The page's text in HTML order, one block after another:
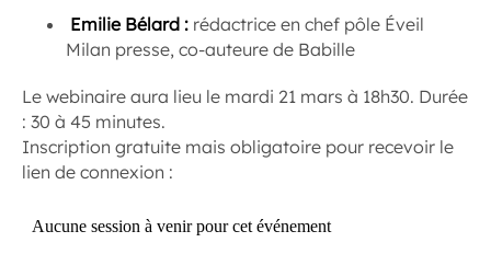
Emilie Bélard : rédactrice en chef pôle Éveil
Milan presse, co-auteure de Babille
Le webinaire aura lieu le mardi 21 mars à 18h30. Durée
: 30 à 45 minutes.
Inscription gratuite mais obligatoire pour recevoir le
lien de connexion :